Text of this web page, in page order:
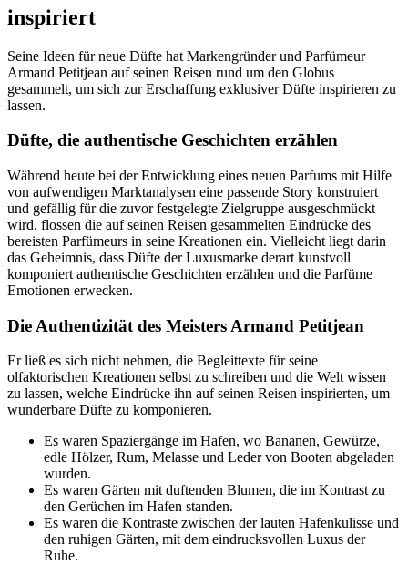
inspiriert
Seine Ideen für neue Düfte hat Markengründer und Parfümeur
Armand Petitjean auf seinen Reisen rund um den Globus
gesammelt, um sich zur Erschaffung exklusiver Düfte inspirieren zu
lassen.
Düfte, die authentische Geschichten erzählen
Während heute bei der Entwicklung eines neuen Parfums mit Hilfe
von aufwendigen Marktanalysen eine passende Story konstruiert
und gefällig für die zuvor festgelegte Zielgruppe ausgeschmückt
wird, flossen die auf seinen Reisen gesammelten Eindrücke des
bereisten Parfümeurs in seine Kreationen ein. Vielleicht liegt darin
das Geheimnis, dass Düfte der Luxusmarke derart kunstvoll
komponiert authentische Geschichten erzählen und die Parfüme
Emotionen erwecken.
Die Authentizität des Meisters Armand Petitjean
Er ließ es sich nicht nehmen, die Begleittexte für seine
olfaktorischen Kreationen selbst zu schreiben und die Welt wissen
zu lassen, welche Eindrücke ihn auf seinen Reisen inspirierten, um
wunderbare Düfte zu komponieren.
Es waren Spaziergänge im Hafen, wo Bananen, Gewürze,
edle Hölzer, Rum, Melasse und Leder von Booten abgeladen
wurden.
Es waren Gärten mit duftenden Blumen, die im Kontrast zu
den Gerüchen im Hafen standen.
Es waren die Kontraste zwischen der lauten Hafenkulisse und
den ruhigen Gärten, mit dem eindrucksvollen Luxus der
Ruhe.